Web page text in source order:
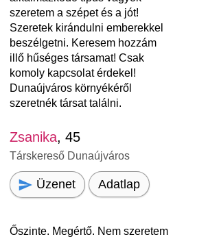
szeretem a szépet és a jót!
Szeretek kirándulni emberekkel
beszélgetni. Keresem hozzám
illő hűséges társamat! Csak
komoly kapcsolat érdekel!
Dunaújváros környékéről
szeretnék társat találni.
Zsanika, 45
Társkereső Dunaújváros
Üzenet Adatlap
Őszinte. Megértő. Nem szeretem